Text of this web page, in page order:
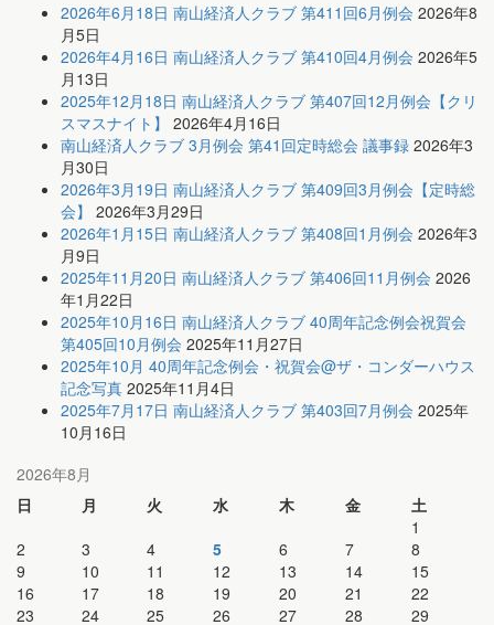
2026年6月18日 南山経済人クラブ 第411回6月例会 2026年8
月5日
2026年4月16日 南山経済人クラブ 第410回4月例会 2026年5
月13日
2025年12月18日 南山経済人クラブ 第407回12月例会【クリ
スマスナイト】 2026年4月16日
南山経済人クラブ 3月例会 第41回定時総会 議事録 2026年3
月30日
2026年3月19日 南山経済人クラブ 第409回3月例会【定時総
会】 2026年3月29日
2026年1月15日 南山経済人クラブ 第408回1月例会 2026年3
月9日
2025年11月20日 南山経済人クラブ 第406回11月例会 2026
年1月22日
2025年10月16日 南山経済人クラブ 40周年記念例会祝賀会
第405回10月例会 2025年11月27日
2025年10月 40周年記念例会・祝賀会@ザ・コンダーハウス
記念写真 2025年11月4日
2025年7月17日 南山経済人クラブ 第403回7月例会 2025年
10月16日
2026年8月
日
月 火 水 木 金
土
1
2
3 4 5 6 7
8
9
10 11 12 13 14
15
16
17 18 19 20 21
22
23
24 25 26 27 28
29